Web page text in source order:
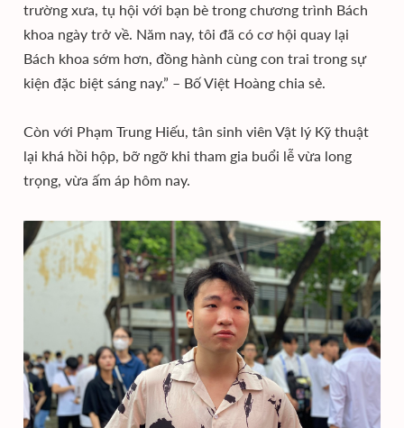
trường xưa, tụ hội với bạn bè trong chương trình Bách
khoa ngày trở về. Năm nay, tôi đã có cơ hội quay lại
Bách khoa sớm hơn, đồng hành cùng con trai trong sự
kiện đặc biệt sáng nay.” – Bố Việt Hoàng chia sẻ.
Còn với Phạm Trung Hiếu, tân sinh viên Vật lý Kỹ thuật
lại khá hồi hộp, bỡ ngỡ khi tham gia buổi lễ vừa long
trọng, vừa ấm áp hôm nay.